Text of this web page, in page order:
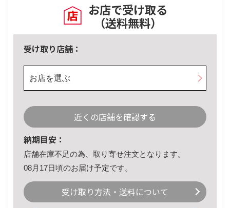
お店で受け取る
（送料無料）
受け取り店舗：
お店を選ぶ
近くの店舗を確認する
納期目安：
店舗在庫不足の為、取り寄せ注文となります。
08月17日頃のお届け予定です。
受け取り方法・送料について